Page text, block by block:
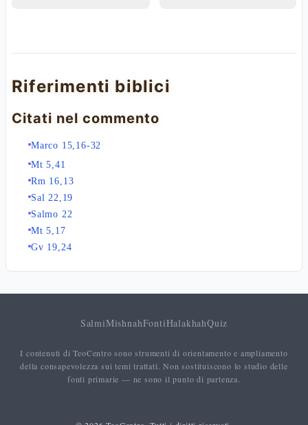
Riferimenti biblici
Citati nel commento
Marco 15,16-32
Mt 5,41
Rm 16,13
Sal 22,19
Salmo 22
Mt 5,17
Gv 19,24
SalmiMishnahFontiHalakhahQuiz
I contenuti di TeoCentro sono strumenti di orientamento e ampliamento
della consapevolezza sui temi trattati. Non sostituiscono lo studio delle
fonti primarie — ne sono il punto di partenza.